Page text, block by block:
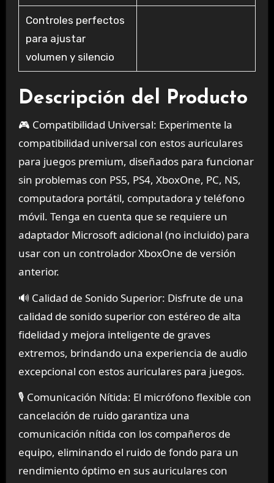
Controles perfectos
para ajustar
volumen y silencio
Descripción del Producto
🎮 Compatibilidad Universal: Experimente la
compatibilidad universal con estos auriculares
para juegos premium, diseñados para funcionar
sin problemas con PS5, PS4, XboxOne, PC, NS,
computadora portátil, computadora y teléfono
móvil. Tenga en cuenta que se requiere un
adaptador Microsoft adicional (no incluido) para
usar con un controlador XboxOne de versión
anterior.
🔊 Calidad de Sonido Superior: Disfrute de una
calidad de sonido superior con estéreo de alta
fidelidad y mejora inteligente de graves
extremos, brindando una experiencia de audio
excepcional con estos auriculares para juegos.
🎙️ Comunicación Nítida: El micrófono flexible con
cancelación de ruido garantiza una
comunicación nítida con los compañeros de
equipo, eliminando el ruido de fondo para un
rendimiento óptimo en sus auriculares con